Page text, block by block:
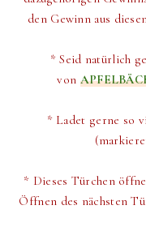
den Gewinn aus
* Seid natürlich
von
* Ladet gerne so
* Dieses Türchen
Öffnen des nächsten